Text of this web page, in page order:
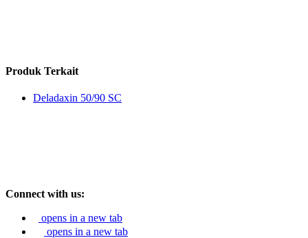
Produk Terkait
Deladaxin 50/90 SC
Connect with us:
opens in a new tab
opens in a new tab